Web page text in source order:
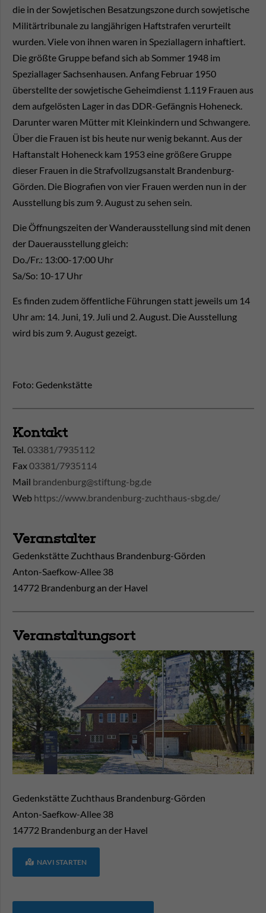
die in der Sowjetischen Besatzungszone durch sowjetische
Militärtribunale zu langjährigen Haftstrafen verurteilt
wurden. Viele von ihnen waren in Speziallagern inhaftiert.
Die größte Gruppe befand sich ab Sommer 1948 im
Speziallager Sachsenhausen. Anfang Februar 1950
überstellte der sowjetische Geheimdienst 1.119 Frauen aus
dem aufgelösten Lager in das DDR-Gefängnis Hoheneck.
Darunter waren Mütter mit Kleinkindern und Schwangere.
Über die Frauen ist bis heute nur wenig bekannt. Aus der
Haftanstalt Hoheneck kam 1953 eine größere Gruppe
dieser Frauen in die Strafvollzugsanstalt Brandenburg-
Görden. Die Biografien von vier Frauen werden nun in der
Ausstellung bis zum 9. August zu sehen sein.
Die Öffnungszeiten der Wanderausstellung sind mit denen
der Dauerausstellung gleich:
Do./Fr.: 13:00-17:00 Uhr
Sa/So: 10-17 Uhr
Es finden zudem öffentliche Führungen statt jeweils um 14
Uhr am: 14. Juni, 19. Juli und 2. August. Die Ausstellung
wird bis zum 9. August gezeigt.
Foto: Gedenkstätte
Kontakt
Tel.03381/7935112
Fax03381/7935114
Mail brandenburg@stiftung-bg.de
Web https://www.brandenburg-zuchthaus-sbg.de/
Veranstalter
Gedenkstätte Zuchthaus Brandenburg-Görden
Anton-Saefkow-Allee 38
14772 Brandenburg an der Havel
Veranstaltungsort
Gedenkstätte Zuchthaus Brandenburg-Görden
Anton-Saefkow-Allee 38
14772 Brandenburg an der Havel
NAVI STARTEN